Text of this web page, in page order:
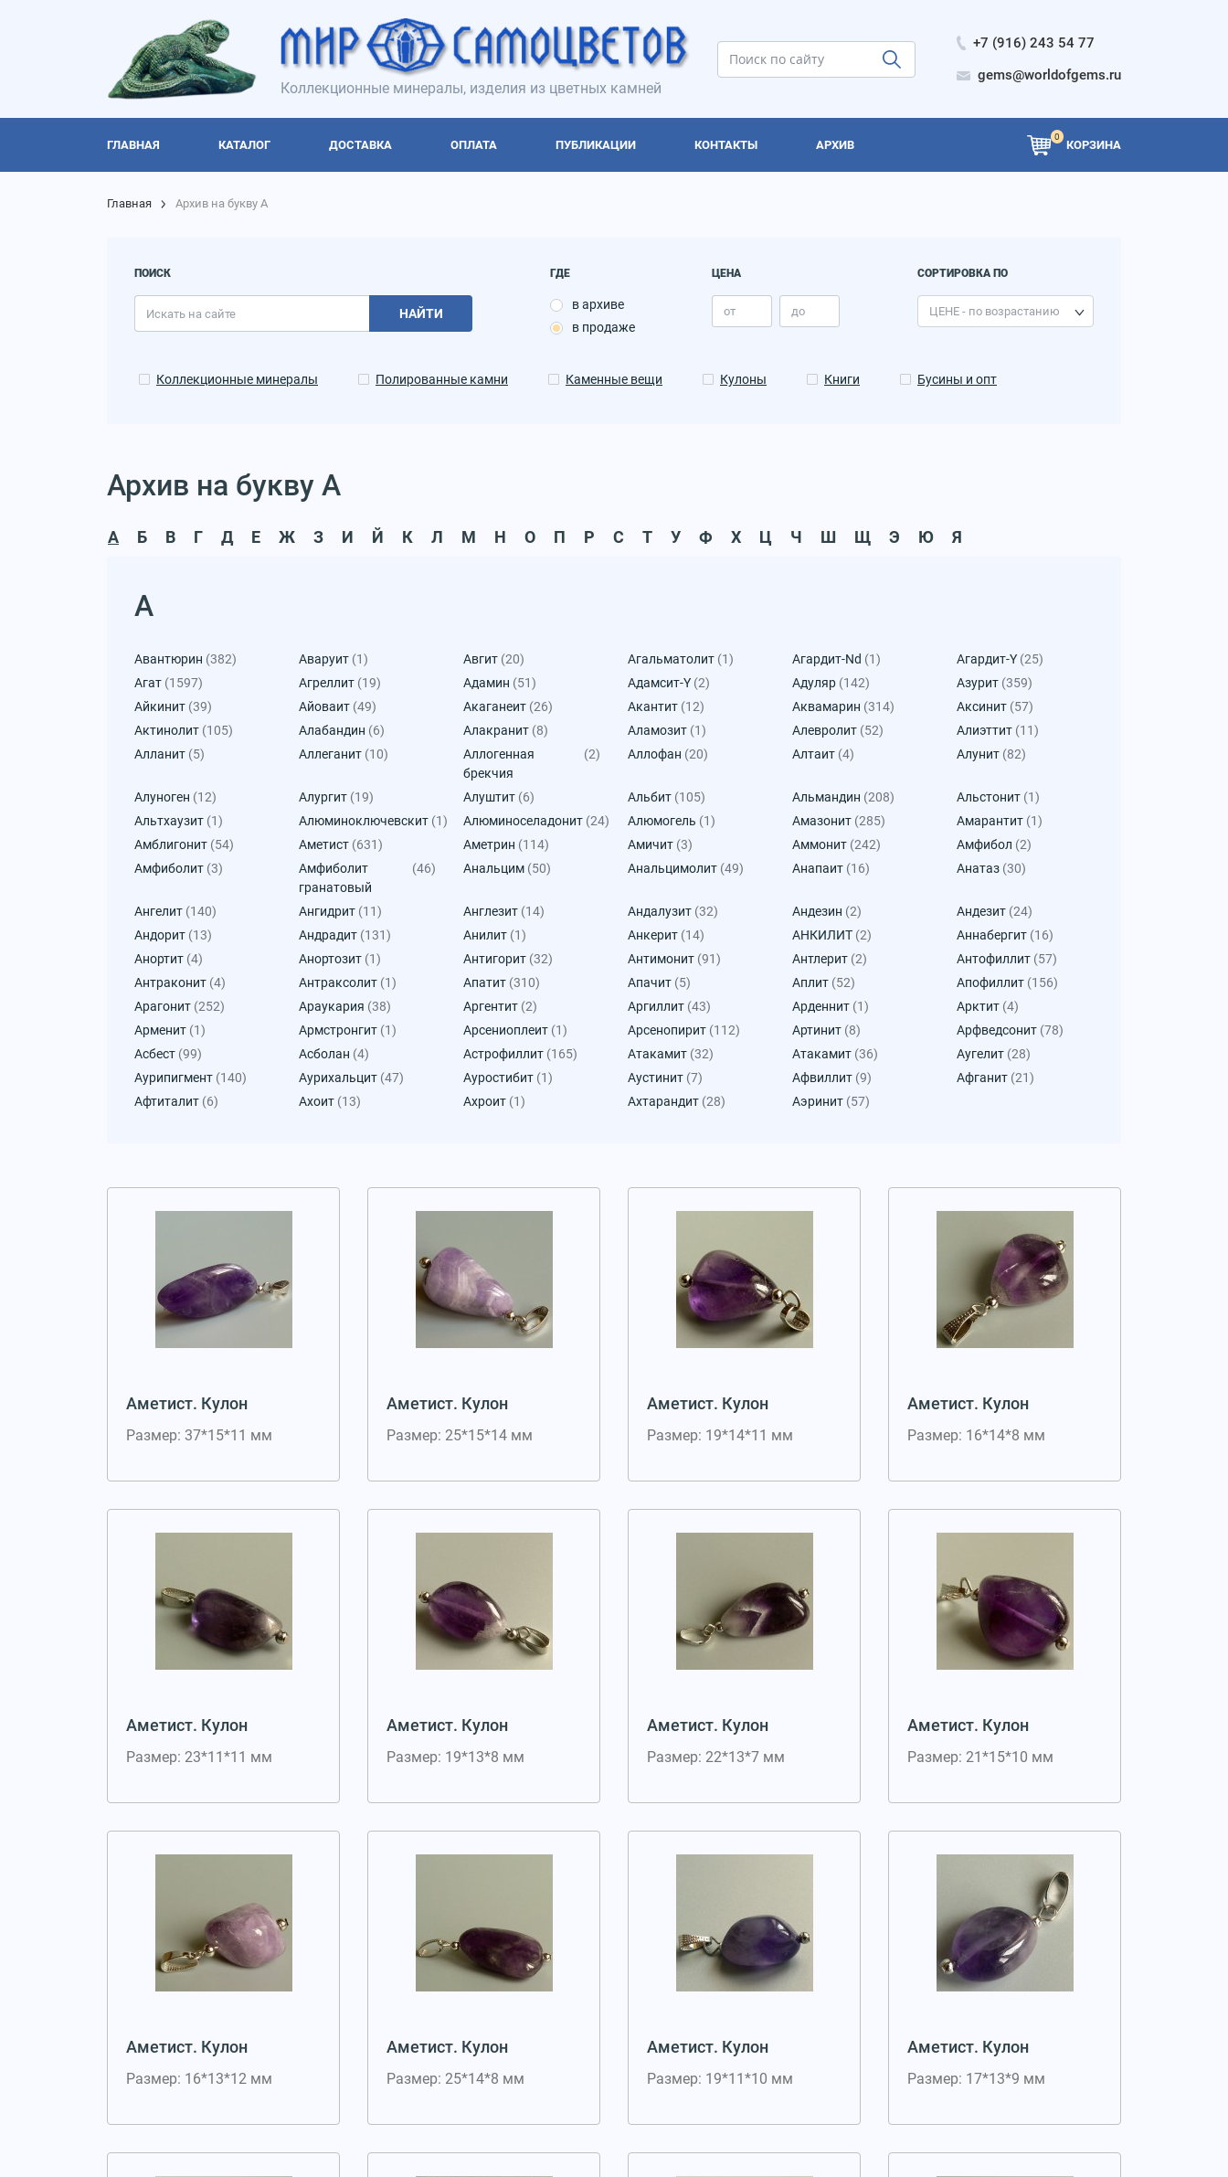
Коллекционные минералы, изделия из цветных камней
+7 (916) 243 54 77
gems@worldofgems.ru
ГЛАВНАЯ КАТАЛОГ ДОСТАВКА ОПЛАТА ПУБЛИКАЦИИ КОНТАКТЫ АРХИВ
0
КОРЗИНА
Главная Архив на букву А
ПОИСК
НАЙТИ
ГДЕ
в архиве
в продаже
ЦЕНА СОРТИРОВКА ПО
Коллекционные минералы Полированные камни Каменные вещи Кулоны Книги Бусины и опт
Архив на букву А
А Б В Г Д Е Ж З И Й К Л М Н О П Р С Т У Ф Х Ц Ч Ш Щ Э Ю Я
А
Авантюрин (382) Аваруит (1) Авгит (20) Агальматолит (1) Агардит-Nd (1) Агардит-Y (25)
Агат (1597) Агреллит (19) Адамин (51) Адамсит-Y (2) Адуляр (142) Азурит (359)
Айкинит (39) Айоваит (49) Акаганеит (26) Акантит (12) Аквамарин (314) Аксинит (57)
Актинолит (105) Алабандин (6) Алакранит (8) Аламозит (1) Алевролит (52) Алиэттит (11)
Алланит (5) Аллеганит (10)
Аллогенная
брекчия
(2) Аллофан (20) Алтаит (4) Алунит (82)
Алуноген (12) Алургит (19) Алуштит (6) Альбит (105) Альмандин (208) Альстонит (1)
Альтхаузит (1) Алюминоключевскит (1) Алюминоселадонит (24) Алюмогель (1) Амазонит (285) Амарантит (1)
Амблигонит (54) Аметист (631) Аметрин (114) Амичит (3) Аммонит (242) Амфибол (2)
Амфиболит (3)
Амфиболит
гранатовый
(46) Анальцим (50) Анальцимолит (49) Анапаит (16) Анатаз (30)
Ангелит (140) Ангидрит (11) Англезит (14) Андалузит (32) Андезин (2) Андезит (24)
Андорит (13) Андрадит (131) Анилит (1) Анкерит (14) АНКИЛИТ (2) Аннабергит (16)
Анортит (4) Анортозит (1) Антигорит (32) Антимонит (91) Антлерит (2) Антофиллит (57)
Антраконит (4) Антраксолит (1) Апатит (310) Апачит (5) Аплит (52) Апофиллит (156)
Арагонит (252) Араукария (38) Аргентит (2) Аргиллит (43) Арденнит (1) Арктит (4)
Арменит (1) Армстронгит (1) Арсениоплеит (1) Арсенопирит (112) Артинит (8) Арфведсонит (78)
Асбест (99) Асболан (4) Астрофиллит (165) Атакамит (32) Атакамит (36) Аугелит (28)
Аурипигмент (140) Аурихальцит (47) Ауростибит (1) Аустинит (7) Афвиллит (9) Афганит (21)
Афтиталит (6) Ахоит (13) Ахроит (1) Ахтарандит (28) Аэринит (57)
Аметист. Кулон
Размер: 37*15*11 мм
Аметист. Кулон
Размер: 25*15*14 мм
Аметист. Кулон
Размер: 19*14*11 мм
Аметист. Кулон
Размер: 16*14*8 мм
Аметист. Кулон
Размер: 23*11*11 мм
Аметист. Кулон
Размер: 19*13*8 мм
Аметист. Кулон
Размер: 22*13*7 мм
Аметист. Кулон
Размер: 21*15*10 мм
Аметист. Кулон
Размер: 16*13*12 мм
Аметист. Кулон
Размер: 25*14*8 мм
Аметист. Кулон
Размер: 19*11*10 мм
Аметист. Кулон
Размер: 17*13*9 мм